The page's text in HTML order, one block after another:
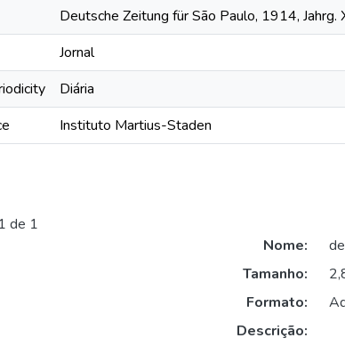
Deutsche Zeitung für São Paulo, 1914, Jahrg.
Jornal
Diária
Instituto Martius-Staden
de 1
Nome:
Tamanho:
Formato:
Descrição: